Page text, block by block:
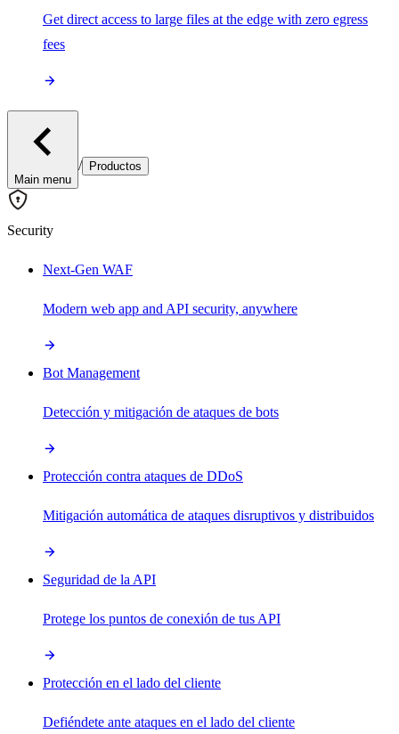
Get direct access to large files at the edge with zero egress
fees
Main menu
/ Productos
Security
Next-Gen WAF
Modern web app and API security, anywhere
Bot Management
Detección y mitigación de ataques de bots
Protección contra ataques de DDoS
Mitigación automática de ataques disruptivos y distribuidos
Seguridad de la API
Protege los puntos de conexión de tus API
Protección en el lado del cliente
Defiéndete ante ataques en el lado del cliente